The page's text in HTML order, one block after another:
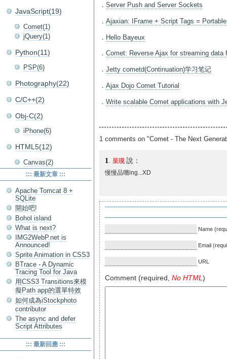
． Server Push and Server Sockets
． Ajaxian: IFrame + Script Tags =
． Hello Bayeux
． Comet: Reverse Ajax for streaming data
． Jetty cometd(Continuation)学习笔记
． Ajax Dojo Comet Tutorial
． Write scalable Comet applications with
1 comments on "Comet - The Next
1 呈現說：
慢慢品嚐ing...XD
Name
Email
URL
Comment (required, No HTML )
JavaScript(19)
Comet(1)
jQuery(1)
Python(11)
PSP(6)
Photography(22)
C/C++(2)
Obj-C(2)
iPhone(6)
HTML5(12)
Canvas(2)
::: 最新文章 :::
Apache Tomcat 8 +
SQLite
開始吧!
Bohol island
What is next?
IMG2WebP.net is
Announced!
Sprite Animation in CSS3
BTrace - A Dynamic
Tracing Tool for Java
用CSS3 Transitions來模
擬Path app的選單特效
如何成為iStockphoto
contributor
The async and defer
Script Attributes
::: 最新回應 :::